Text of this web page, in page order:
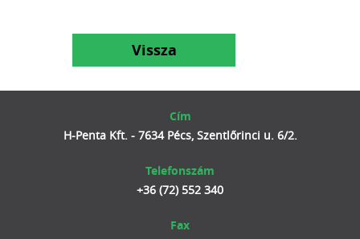
Vissza
Cím
H-Penta Kft. - 7634 Pécs, Szentlőrinci u. 6/2.
Telefonszám
+36 (72) 552 340
Fax